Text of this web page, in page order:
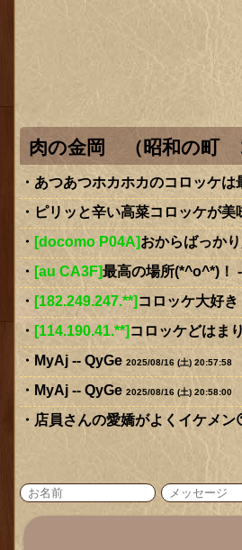
肉の金岡 （昭和の町
あつあつホカホカのコロッケ
ピリッと辛い高菜コロッケが美
[docomo P04A]おからばっか
[au CA3F]最高の場所(*^o^*)！
[182.249.247.**] コロッケ大好
[114.190.41.**] コロッケどはま
MyAj -- QyGe 2025/08/16 (土) 20:57:58
MyAj -- QyGe 2025/08/16 (土) 20:58:00
店員さんの愛嬌がよくイケメン